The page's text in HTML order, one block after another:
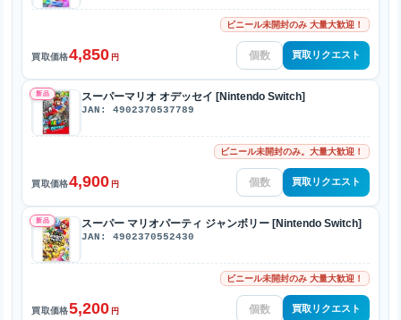
ビニール未開封のみ 大量大歓迎！
買取価格4,850 円 買取リクエスト
新品 スーパーマリオ オデッセイ [Nintendo Switch]
JAN: 4902370537789
ビニール未開封のみ。大量大歓迎！
買取価格4,900 円 買取リクエスト
新品 スーパー マリオパーティ ジャンボリー [Nintendo Switch]
JAN: 4902370552430
ビニール未開封のみ 大量大歓迎！
買取価格5,200 円 買取リクエスト